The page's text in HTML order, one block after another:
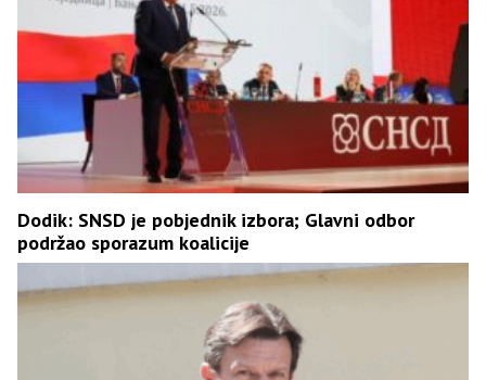
Dodik: SNSD je pobjednik izbora; Glavni odbor
podržao sporazum koalicije